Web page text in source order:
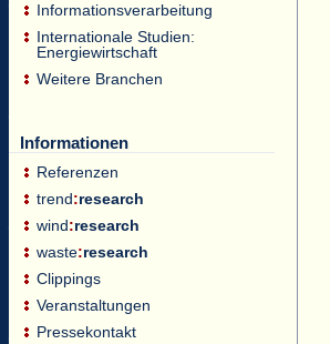
Informationsverarbeitung
Internationale Studien:
Energiewirtschaft
Weitere Branchen
Informationen
Referenzen
trend:research
wind:research
waste:research
Clippings
Veranstaltungen
Pressekontakt